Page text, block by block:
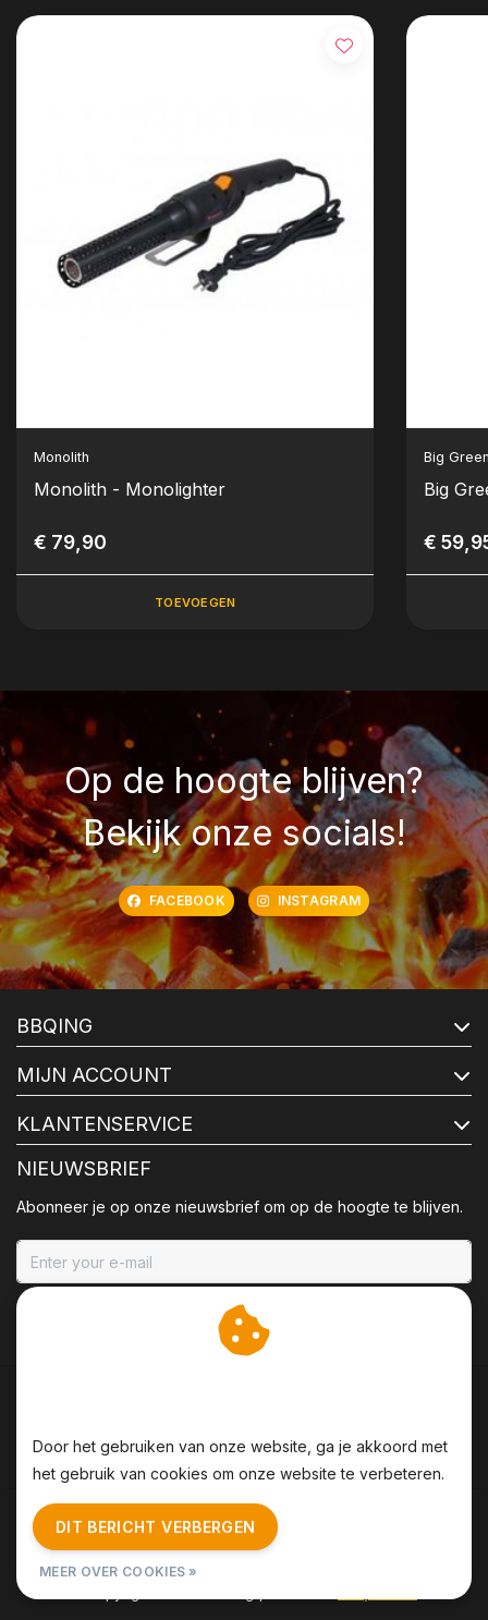
Monolith
Monolith - Monolighter
€ 79,90
TOEVOEGEN
Big
Big
€
Op de hoogte blijven?
Bekijk onze socials!
FACEBOOK INSTAGRAM
BBQING
MIJN ACCOUNT
KLANTENSERVICE
NIEUWSBRIEF
Abonneer je op onze nieuwsbrief om op de hoogte te blijven.
Algemene voorwaarden | Disclaimer
Sitemap
| RSS Feed
Door het gebruiken van onze website, ga je akkoord met
het gebruik van cookies om onze website te verbeteren.
DIT BERICHT VERBERGEN
MEER OVER COOKIES »